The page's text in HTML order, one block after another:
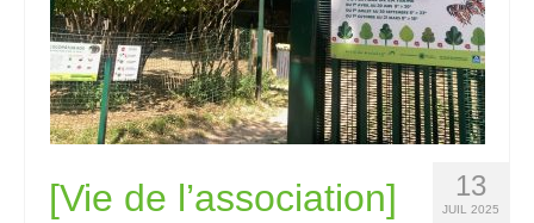
13
JUIL 2025
[Vie de l’association]